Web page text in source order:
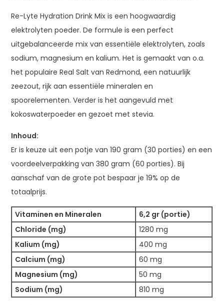
Re-Lyte Hydration Drink Mix is een hoogwaardig
elektrolyten poeder. De formule is een perfect
uitgebalanceerde mix van essentiële elektrolyten, zoals
sodium, magnesium en kalium. Het is gemaakt van o.a.
het populaire Real Salt van Redmond, een natuurlijk
zeezout, rijk aan essentiële mineralen en
spoorelementen. Verder is het aangevuld met
kokoswaterpoeder en gezoet met stevia.
Inhoud:
Er is keuze uit een potje van 190 gram (30 porties) en een
voordeelverpakking van 380 gram (60 porties). Bij
aanschaf van de grote pot bespaar je 19% op de
totaalprijs.
Vitaminen en Mineralen
6,2 gr (portie)
Chloride (mg)
1280 mg
Kalium (mg)
400 mg
Calcium (mg)
60 mg
Magnesium (mg)
50 mg
Sodium (mg)
810 mg